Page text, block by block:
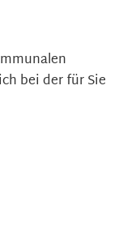
bei der für Sie